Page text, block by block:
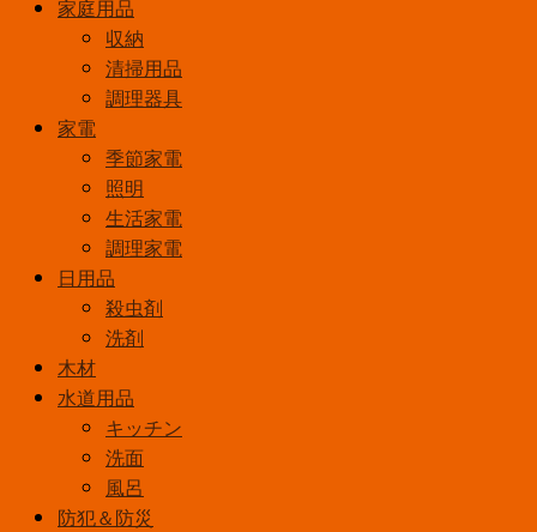
バ
PM-
家庭用品
収納
清掃用品
調理器具
家電
季節家電
照明
生活家電
調理家電
日用品
殺虫剤
洗剤
木材
水道用品
キッチン
洗面
風呂
防犯＆防災